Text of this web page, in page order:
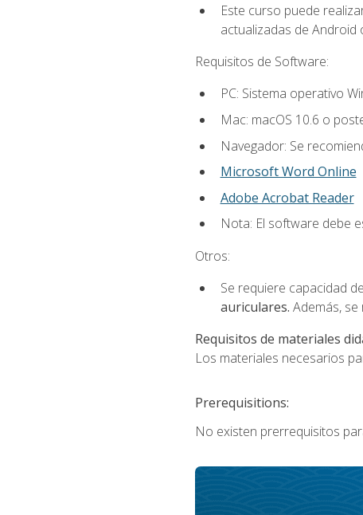
Este curso puede
actualizadas de Android
Requisitos de Software:
PC: Sistema operativo
Mac: macOS 10.6 o
Navegador: Se
Microsoft Word Online
Adobe Acrobat Reader
Nota: El software debe
Otros:
Se requiere capacidad
auriculares. Además,
Requisitos de materiales
Los materiales necesarios
Prerequisitions:
No existen prerrequisitos